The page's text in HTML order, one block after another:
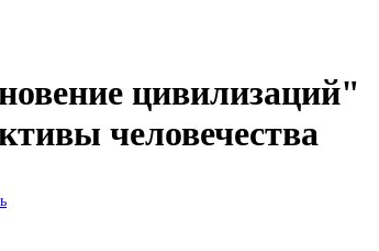
цивилизаций"
человечества